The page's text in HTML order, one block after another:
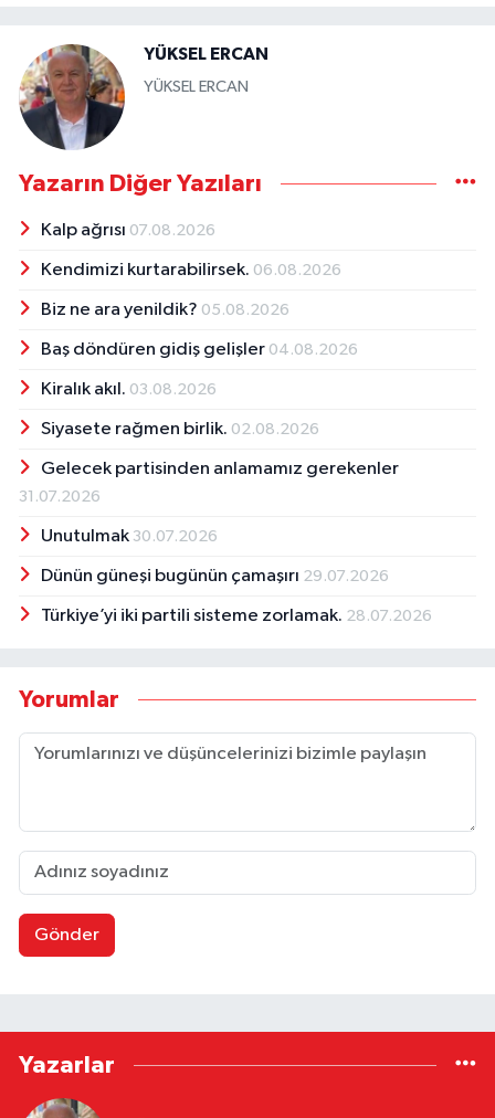
YÜKSEL ERCAN
YÜKSEL ERCAN
Yazarın Diğer Yazıları
Kalp ağrısı 07.08.2026
Kendimizi kurtarabilirsek. 06.08.2026
Biz ne ara yenildik? 05.08.2026
Baş döndüren gidiş gelişler 04.08.2026
Kiralık akıl. 03.08.2026
Siyasete rağmen birlik. 02.08.2026
Gelecek partisinden anlamamız gerekenler
31.07.2026
Unutulmak 30.07.2026
Dünün güneşi bugünün çamaşırı 29.07.2026
Türkiye’yi iki partili sisteme zorlamak. 28.07.2026
Yorumlar
Gönder
Yazarlar